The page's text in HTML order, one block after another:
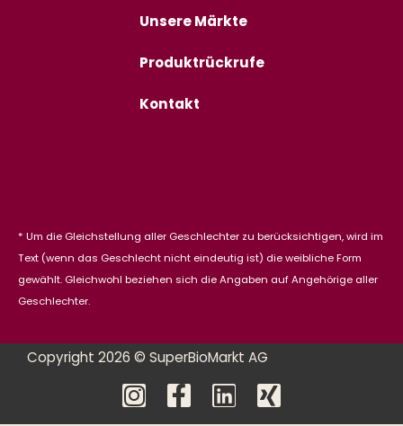
Unsere Märkte
Produktrückrufe
Kontakt
* Um die Gleichstellung aller Geschlechter zu berücksichtigen, wird im
Text (wenn das Geschlecht nicht eindeutig ist) die weibliche Form
gewählt. Gleichwohl beziehen sich die Angaben auf Angehörige aller
Geschlechter.
Copyright 2026 © SuperBioMarkt AG